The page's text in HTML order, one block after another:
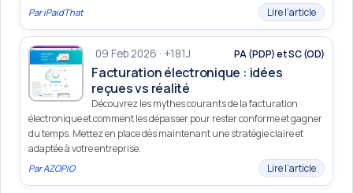
PariPaidThat Lire l’article
09 Feb 2026 · +181J PA (PDP) et SC (OD)
Facturation électronique : idées
reçues vs réalité
Découvrez les mythes courants de la facturation
électronique et comment les dépasser pour rester conforme et gagner
du temps. Mettez en place dès maintenant une stratégie claire et
adaptée à votre entreprise.
ParAZOPIO Lire l’article